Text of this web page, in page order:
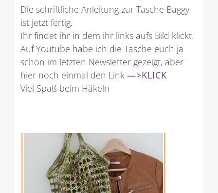
Die schriftliche Anleitung zur Tasche Baggy
ist jetzt fertig.
Ihr findet ihr in dem ihr links aufs Bild klickt.
Auf Youtube habe ich die Tasche euch ja
schon im letzten Newsletter gezeigt, aber
hier noch einmal den Link —>KLICK
Viel Spaß beim Häkeln